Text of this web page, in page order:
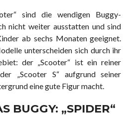
sind die wendigen Buggy-
nicht weiter ausstatten und sind
ab sechs Monaten geeignet.
unterscheiden sich durch ihr
der „Scooter“ ist ein reiner
„Scooter S“ aufgrund seiner
eine gute Figur macht.
BUGGY: „SPIDER“